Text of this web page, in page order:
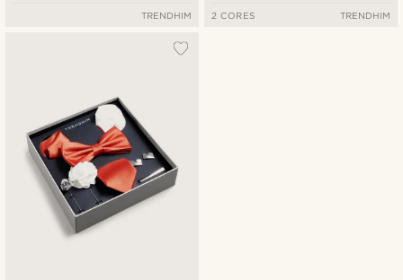
TRENDHIM 2 CORES TRENDHIM